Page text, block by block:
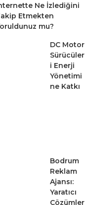
Ne İzlediğini
Etmekten
mu?
DC Motor
Sürücüler
i Enerji
Yönetimi
ne Katkı
Bodrum
Reklam
Ajansı:
Yaratıcı
Çözümler